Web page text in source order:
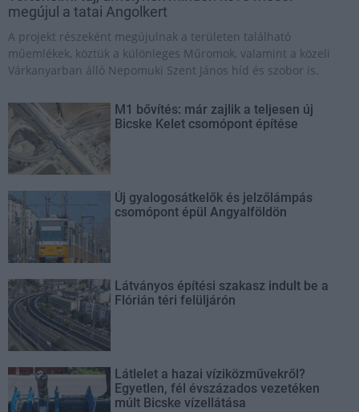
megújul a tatai Angolkert
A projekt részeként megújulnak a területen található
műemlékek, köztük a különleges Műromok, valamint a közeli
Várkanyarban álló Nepomuki Szent János híd és szobor is.
M1 bővítés: már zajlik a teljesen új
Bicske Kelet csomópont építése
Új gyalogosátkelők és jelzőlámpás
csomópont épül Angyalföldön
Látványos építési szakasz indult be a
Flórián téri felüljárón
Látlelet a hazai víziközművekről?
Egyetlen, fél évszázados vezetéken
múlt Bicske vízellátása